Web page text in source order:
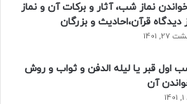
نماز شب، آثار و برکات آن و نماز
قرآن،احادیث و بزرگان
1401
اول قبر یا لیله الدفن و ثواب و روش
آن